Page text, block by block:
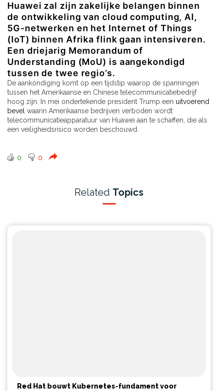
Huawei zal zijn zakelijke belangen binnen
de ontwikkeling van cloud computing, AI,
5G-netwerken en het Internet of Things
(IoT) binnen Afrika flink gaan intensiveren.
Een driejarig Memorandum of
Understanding (MoU) is aangekondigd
tussen de twee regio’s.
De aankondiging komt op een tijdstip waarop de spanningen
tussen het Amerikaanse en Chinese telecommunicatiebedrijf
hoog zijn. In mei ondertekende president Trump een uitvoerend
bevel waarin Amerikaanse bedrijven verboden wordt
telecommunicatieapparatuur van Huawei aan te schaffen, die als
een veiligheidsrisico worden beschouwd.
0 0
Related Topics
Red Hat bouwt Kubernetes-fundament voor